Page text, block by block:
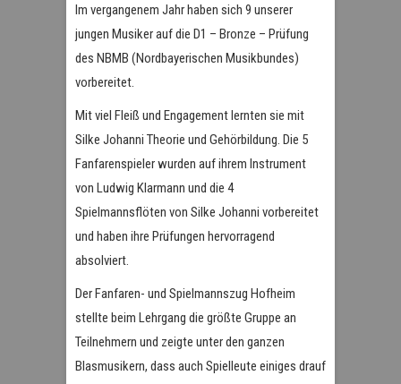
Im vergangenem Jahr haben sich 9 unserer
jungen Musiker auf die D1 – Bronze – Prüfung
des NBMB (Nordbayerischen Musikbundes)
vorbereitet.
Mit viel Fleiß und Engagement lernten sie mit
Silke Johanni Theorie und Gehörbildung. Die 5
Fanfarenspieler wurden auf ihrem Instrument
von Ludwig Klarmann und die 4
Spielmannsflöten von Silke Johanni vorbereitet
und haben ihre Prüfungen hervorragend
absolviert.
Der Fanfaren- und Spielmannszug Hofheim
stellte beim Lehrgang die größte Gruppe an
Teilnehmern und zeigte unter den ganzen
Blasmusikern, dass auch Spielleute einiges drauf